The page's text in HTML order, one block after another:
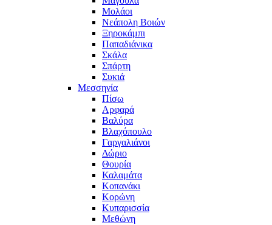
Μολάοι
Νεάπολη Βοιών
Ξηροκάμπι
Παπαδιάνικα
Σκάλα
Σπάρτη
Συκιά
Μεσσηνία
Πίσω
Αρφαρά
Βαλύρα
Βλαχόπουλο
Γαργαλιάνοι
Δώριο
Θουρία
Καλαμάτα
Κοπανάκι
Κορώνη
Κυπαρισσία
Μεθώνη